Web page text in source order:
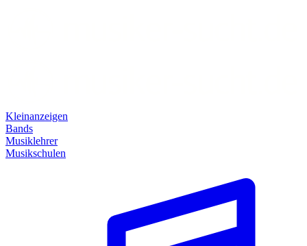
Kleinanzeigen
Bands
Musiklehrer
Musikschulen